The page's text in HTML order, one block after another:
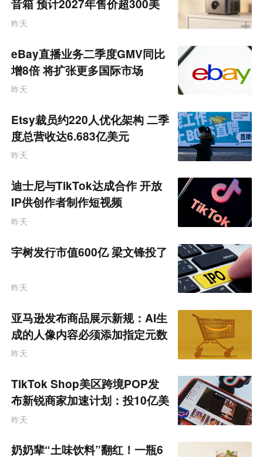
音箱 预计2027年售价超300美
元
昨天
eBay直播业务二季度GMV同比
增8倍 将扩张更多国际市场
昨天
Etsy裁员约220人优化架构 二季
度总营收达6.683亿美元
昨天
迪士尼与TikTok达成合作 开放
IP供创作者制作短视频
昨天
宇树发行市值600亿 梁文锋投了
昨天
亚马逊发布商品展示新规：AI生
成的人像内容必须添加指定元数
据
昨天
TikTok Shop美区跨境POP发
布新锐商家加速计划：投10亿美
金资源帮扶四类商家
昨天
奶奶辈“土味饮料”翻红！一瓶6